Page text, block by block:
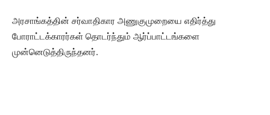
அரசாங்கத்தின் சர்வாதிகார அணுகுமுறையை எதிர்த்து
போராட்டக்காரர்கள் தொடர்ந்தும் ஆர்ப்பாட்டங்களை
முன்னெடுத்திருந்தனர்.